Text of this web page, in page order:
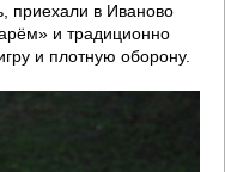
приехали в Иваново
и традиционно
и плотную оборону.